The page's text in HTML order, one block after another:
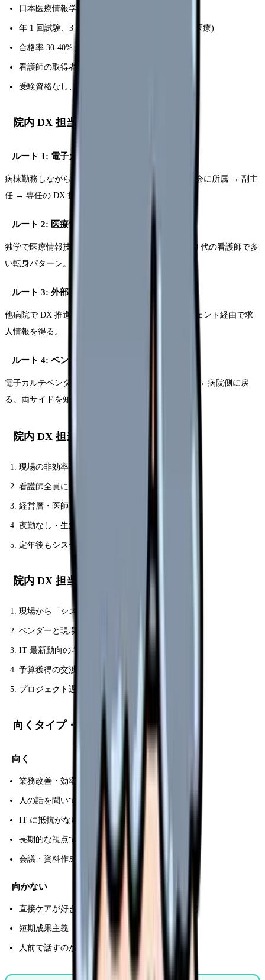
日本医療情報学会の民間資格
年 1 回試験、3 科目(情報処理・医療情報・医学医療)
合格率 30-40%
看護師の取得者急増中
受験資格なし、独学可能
院内 DX 担当への道のり(4 ルート)
ルート 1: 電子カルテ委員会からの昇格(最多)
病棟勤務しながら電子カルテ委員会・医療情報委員会に所属 → 副主
任 → 専任の DX 担当へ。5-7 年のステップ。
ルート 2: 医療情報技師取得+社内公募
独学で医療情報技師を取得、院内公募に応募。30-40 代の看護師で多
い転身パターン。
ルート 3: 外部転職
他病院で DX 推進室がある施設へ転職。転職エージェント経由で求
人情報を得る。
ルート 4: ベンダー勤務を経て復職
電子カルテベンダー(富士通・NEC 等)で 3-5 年勤務 → 病院側に戻
る。両サイドを知る強みあり。
院内 DX 担当のやりがい
現場の非効率を構造的に解決できる
看護師全員に影響する仕事の大きさ
経営層・医師・他職種との連携
夜勤なし・生活リズム安定
定年後もシステム顧問として継続可能
院内 DX 担当の大変さ
現場から「システムが使いにくい」と苦情集中
ベンダーと現場の板挟み
IT 最新動向のキャッチアップ継続
予算獲得の交渉
プロジェクト遅延のプレッシャー
向くタイプ・向かないタイプ
向く
業務改善・効率化が好き
人の話を聞いて整理するのが得意
IT に抵抗がない
長期的な視点で動ける
会議・資料作成を苦にしない
向かない
直接ケアが好きすぎる(ケアと離れる時間が多い)
短期成果主義
人前で話すのが極端に苦手